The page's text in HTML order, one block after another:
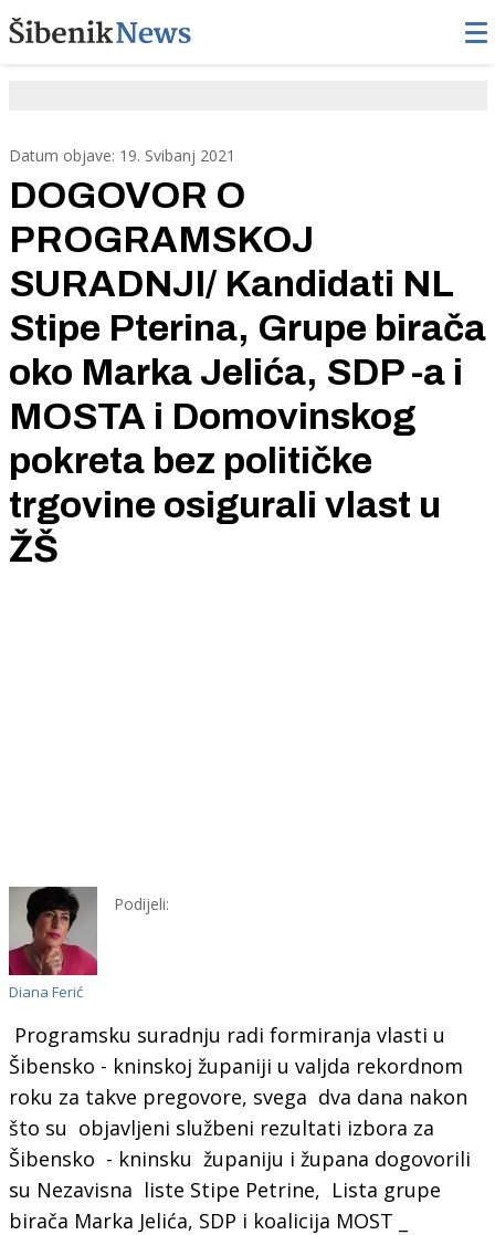
Datum objave: 19. Svibanj 2021
DOGOVOR O
PROGRAMSKOJ
SURADNJI/ Kandidati NL
Stipe Pterina, Grupe birača
oko Marka Jelića, SDP -a i
MOSTA i Domovinskog
pokreta bez političke
trgovine osigurali vlast u
ŽŠ
Diana Ferić
Podijeli:
Programsku suradnju radi formiranja vlasti u
Šibensko - kninskoj županiji u valjda rekordnom
roku za takve pregovore, svega dva dana nakon
što su objavljeni službeni rezultati izbora za
Šibensko - kninsku županiju i župana dogovorili
su Nezavisna liste Stipe Petrine, Lista grupe
birača Marka Jelića, SDP i koalicija MOST _